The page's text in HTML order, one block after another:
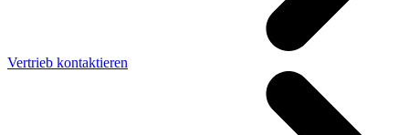
Vertrieb kontaktieren